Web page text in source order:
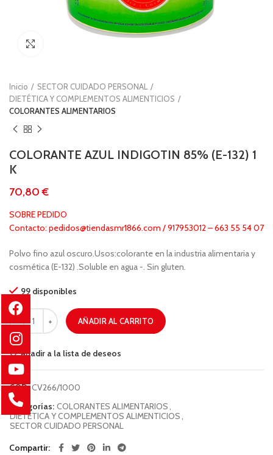
Inicio
SECTOR CUIDADO PERSONAL
DIETÉTICA Y COMPLEMENTOS ALIMENTICIOS
COLORANTES ALIMENTARIOS
COLORANTE AZUL INDIGOTIN 85% (E-132) 1
K
€
SOBRE PEDIDO
Contacto: pedidos@tiendasmr1866.com / 917953012 – 663 55 54 07
Polvo fino azul oscuro.Usos:colorante en la industria alimentaria y
cosmética (E-132) .Soluble en agua -. Sin gluten.
99 disponibles
AÑADIR AL CARRITO
Añadir a la lista de deseos
COD:CV266/1000
Categorías: COLORANTES ALIMENTARIOS,
DIETÉTICA Y COMPLEMENTOS ALIMENTICIOS,
SECTOR CUIDADO PERSONAL
Compartir